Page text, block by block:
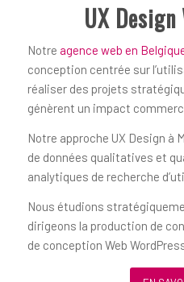
UX
Notre agence web en
conception centrée sur
réaliser des projets
génèrent un impact
Notre approche UX Design à
de données qualitatives et
analytiques de recherche
Nous étudions
dirigeons la production de
de conception Web